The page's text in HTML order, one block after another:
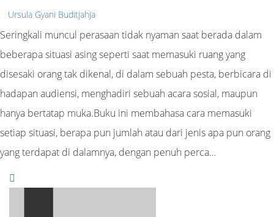
Ursula Gyani Buditjahja
Seringkali muncul perasaan tidak nyaman saat berada dalam
beberapa situasi asing seperti saat memasuki ruang yang
disesaki orang tak dikenal, di dalam sebuah pesta, berbicara di
hadapan audiensi, menghadiri sebuah acara sosial, maupun
hanya bertatap muka.Buku ini membahasa cara memasuki
setiap situasi, berapa pun jumlah atau dari jenis apa pun orang
yang terdapat di dalamnya, dengan penuh perca…